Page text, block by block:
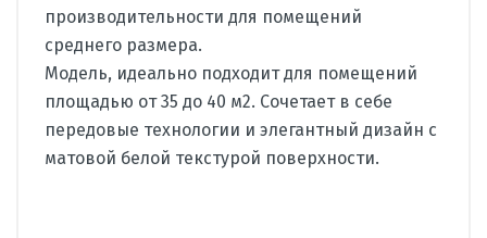
производительности для помещений
среднего размера.
Модель, идеально подходит для помещений
площадью от 35 до 40 м2. Сочетает в себе
передовые технологии и элегантный дизайн с
матовой белой текстурой поверхности.